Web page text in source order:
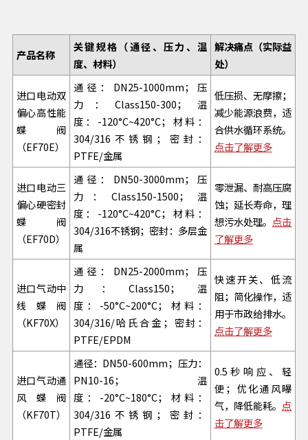
产品名称
关键规格（通径、压力、温
度、材料）
解决痛点（实际益
处）
进口电动双
偏心高性能
蝶阀
（EF70E）
通径：DN25-1000mm；压
力：Class150-300；温
度：-120°C~420°C；材料：
304/316不锈钢；密封：
PTFE/金属
低压损、无摩擦；
减少能源浪费，适
合供水循环系统。
点击了解更多
进口电动三
偏心硬密封
蝶阀
（EF70D）
通径：DN50-3000mm；压
力：Class150-1500；温
度：-120°C~420°C；材料：
304/316不锈钢；密封：多层金
属
零泄漏、耐高压腐
蚀；延长寿命，理
想污水处理。 点击
了解更多
进口气动中
线蝶阀
（KF70X）
通径：DN25-2000mm；压
力：Class150；温
度：-50°C~200°C；材料：
304/316/哈氏合金；密封：
PTFE/EPDM
快速开关、低流
阻；简化操作，适
用于市政给排水。
点击了解更多
进口气动通
风蝶阀
（KF70T）
通径：DN50-600mm；压力：
PN10-16；温
度：-20°C~180°C；材料：
304/316不锈钢；密封：
PTFE/金属
0.5秒响应、轻
便；优化通风曝
气，降低能耗。 点
击了解更多